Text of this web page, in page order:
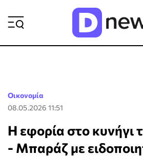
Οικονομία
08.05.2026 11:51
Η εφορία στο κυνήγι
- Μπαράζ με